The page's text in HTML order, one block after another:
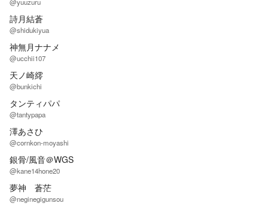
詩月結蒼
@shidukiyua
神無月ナナメ
@ucchii107
天ノ崎䌢
@bunkichi
タンティパパ
@tantypapa
澤あさひ
@cornkon-moyashi
銀骨/風音＠WGS
@kane14hone20
夢神 蒼茫
@neginegigunsou